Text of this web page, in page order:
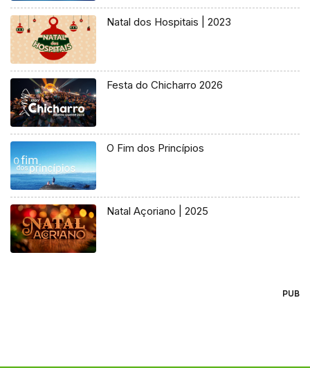
Natal dos Hospitais | 2023
Festa do Chicharro 2026
O Fim dos Princípios
Natal Açoriano | 2025
PUB